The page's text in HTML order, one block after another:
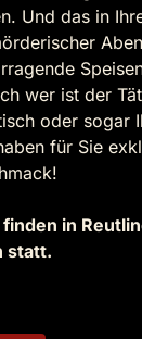
Und das in
wer ist der
oder sogar
für Sie
in
statt.